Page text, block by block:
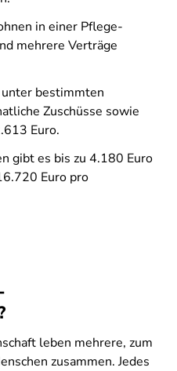
in einer Pflege-
mehrere Verträge
bestimmten
Zuschüsse sowie
Euro.
gibt es bis zu 4.180 Euro
Euro pro
leben mehrere, zum
zusammen. Jedes